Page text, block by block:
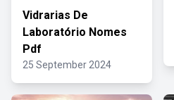
Vidrarias De
Laboratório Nomes
Pdf
25 September 2024